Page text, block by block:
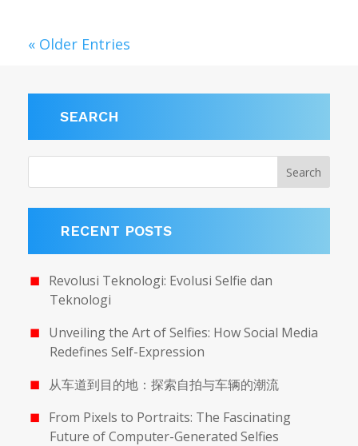
« Older Entries
SEARCH
RECENT POSTS
Revolusi Teknologi: Evolusi Selfie dan
Teknologi
Unveiling the Art of Selfies: How Social Media
Redefines Self-Expression
从车道到目的地：探索自拍与车辆的潮流
From Pixels to Portraits: The Fascinating
Future of Computer-Generated Selfies